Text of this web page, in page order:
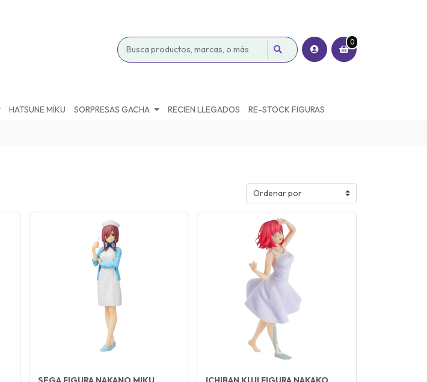
0
HATSUNE MIKU SORPRESAS GACHA RECIEN LLEGADOS RE-STOCK FIGURAS